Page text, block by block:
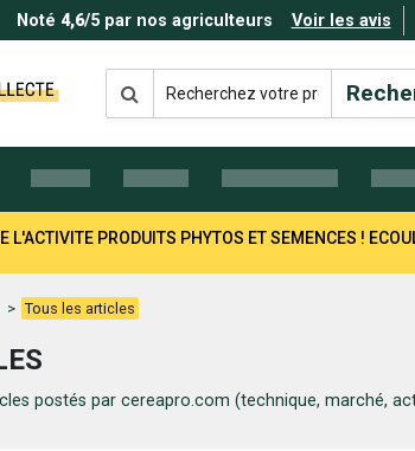
Noté 4,6/5 par nos agriculteurs Voir les avis
L'ACTIVITE PRODUITS PHYTOS ET SEMENCES !
> Tous les articles
postés par cereapro.com (technique, marché,